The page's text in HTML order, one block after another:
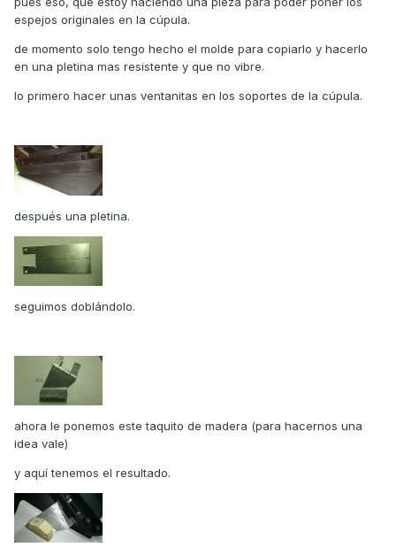
espejos originales en la cúpula.
de momento solo tengo hecho el molde para copiarlo y hacerlo
en una pletina mas resistente y que no vibre.
lo primero hacer unas ventanitas en los soportes de la cúpula.
después una pletina.
seguimos doblándolo.
ahora le ponemos este taquito de madera (para hacernos una
idea vale)
y aquí tenemos el resultado.